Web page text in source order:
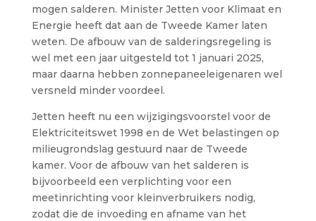
mogen salderen. Minister Jetten voor Klimaat en
Energie heeft dat aan de Tweede Kamer laten
weten. De afbouw van de salderingsregeling is
wel met een jaar uitgesteld tot 1 januari 2025,
maar daarna hebben zonnepaneeleigenaren wel
versneld minder voordeel.
Jetten heeft nu een wijzigingsvoorstel voor de
Elektriciteitswet 1998 en de Wet belastingen op
milieugrondslag gestuurd naar de Tweede
kamer. Voor de afbouw van het salderen is
bijvoorbeeld een verplichting voor een
meetinrichting voor kleinverbruikers nodig,
zodat die de invoeding en afname van het